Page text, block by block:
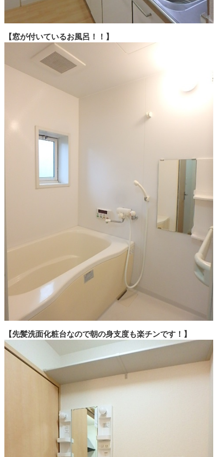
【窓が付いているお風呂！！】
【先髪洗面化粧台なので朝の身支度も楽チンです！】